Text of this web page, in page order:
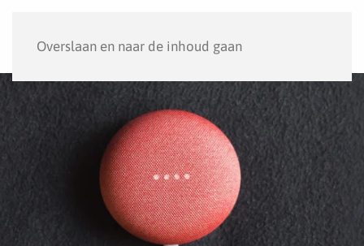
Overslaan en naar de inhoud gaan